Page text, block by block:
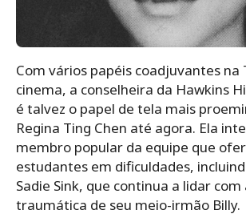
Com vários papéis coadjuvantes na
cinema, a conselheira da Hawkins
é talvez o papel de tela mais
Regina Ting Chen até agora. Ela
membro popular da equipe que
estudantes em dificuldades,
Sadie Sink, que continua a lidar com
traumática de seu meio-irmão Billy.